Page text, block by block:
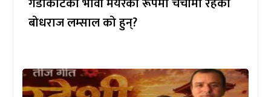
बोधराज लम्साल को हुन्?